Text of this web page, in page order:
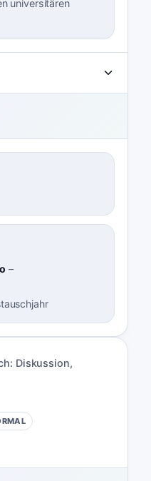
universitären
–
Diskussion,